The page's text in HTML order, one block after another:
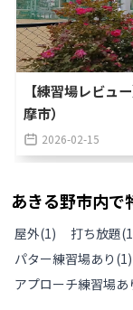
【練習場レビュ
摩市）
2026-02-15
あきる野市内で
屋外(1) 打ち放題(1
パター練習場あり (1)
アプローチ練習場あ